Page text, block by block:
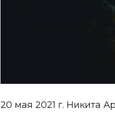
20 мая 2021 г. Никита